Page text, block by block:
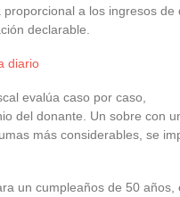
a los ingresos de
declarable.
diario
evalúa caso por caso,
del donante. Un sobre con
más considerables, se
un cumpleaños de 50 años,